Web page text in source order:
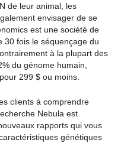
de leur animal, les
envisager de se
est une société de
30 fois le séquençage du
à la plupart des
du génome humain,
299 $ ou moins.
clients à comprendre
Nebula est
rapports qui vous
génétiques